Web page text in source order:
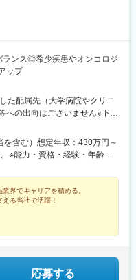
・製造を受託する機関
造と製剤製造の両方を手掛け
を目指しています。
された次世代ｍRNAワクチン
います。2027年には製剤工場
ンス◎希少疾患やオンコロジ
ップ
た配属先（大学病院やクリニ
への出向はございません※下記
庫県・和歌山県・福岡県）
営業所】東京都港区東新橋
ス北堀江4F
含む）想定年収：430万円～
※能力・資格・経験・年齢な
界でキャリアを積める。
る当社で活躍！
応募する